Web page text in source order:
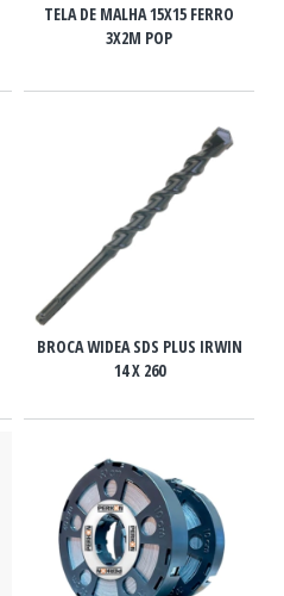
TELA DE MALHA 15X15 FERRO
3X2M POP
BROCA WIDEA SDS PLUS IRWIN
14 X 260